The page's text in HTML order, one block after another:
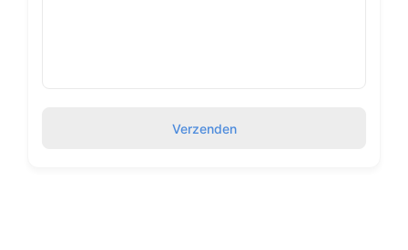
Verzenden